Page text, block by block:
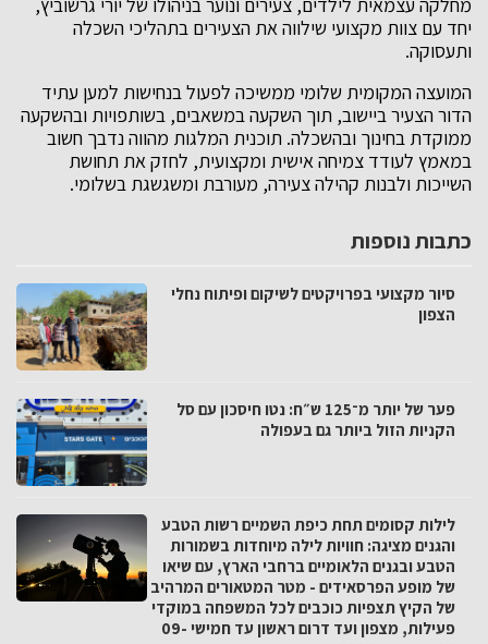
מחלקה עצמאית לילדים, צעירים ונוער בניהולו של יורי גרשוביץ,
יחד עם צוות מקצועי שילווה את הצעירים בתהליכי השכלה
ותעסוקה.
המועצה המקומית שלומי ממשיכה לפעול בנחישות למען עתיד
הדור הצעיר ביישוב, תוך השקעה במשאבים, בשותפויות ובהשקעה
ממוקדת בחינוך ובהשכלה. תוכנית המלגות מהווה נדבך חשוב
במאמץ לעודד צמיחה אישית ומקצועית, לחזק את תחושת
השייכות ולבנות קהילה צעירה, מעורבת ומשגשגת בשלומי.
כתבות נוספות
סיור מקצועי בפרויקטים לשיקום ופיתוח נחלי
הצפון
פער של יותר מ־125 ש״ח: נטו חיסכון עם סל
הקניות הזול ביותר גם בעפולה
לילות קסומים תחת כיפת השמיים רשות הטבע
והגנים מציגה: חוויות לילה מיוחדות בשמורות
הטבע ובגנים הלאומיים ברחבי הארץ, עם שיאו
של מופע הפרסאידים - מטר המטאורים המרהיב
של הקיץ תצפיות כוכבים לכל המשפחה במוקדי
פעילות, מצפון ועד דרום ראשון עד חמישי 09-